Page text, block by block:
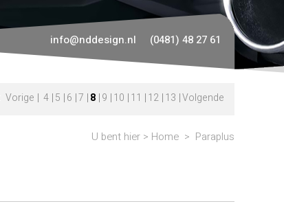
info@nddesign.nl (0481) 48 27 61
Vorige 4 5 6 7 8 9 10 11 12 13 Volgende
U bent hier > Home > Paraplus